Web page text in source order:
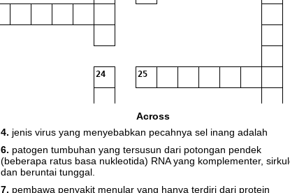
24 25
27
Across
4. jenis virus yang menyebabkan pecahnya sel inang adalah
6. patogen tumbuhan yang tersusun dari potongan pendek
(beberapa ratus basa nukleotida) RNA yang komplementer,
dan beruntai tunggal.
7. pembawa penyakit menular yang hanya terdiri dari protein